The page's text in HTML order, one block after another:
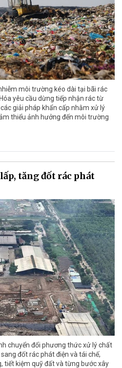
môi trường kéo dài tại bãi rác
yêu cầu dừng tiếp nhận rác từ
giải pháp khẩn cấp nhằm xử lý
thiểu ảnh hưởng đến môi trường
tăng đốt rác phát
chuyển đổi phương thức xử lý chất
đốt rác phát điện và tái chế,
tiết kiệm quỹ đất và từng bước xây